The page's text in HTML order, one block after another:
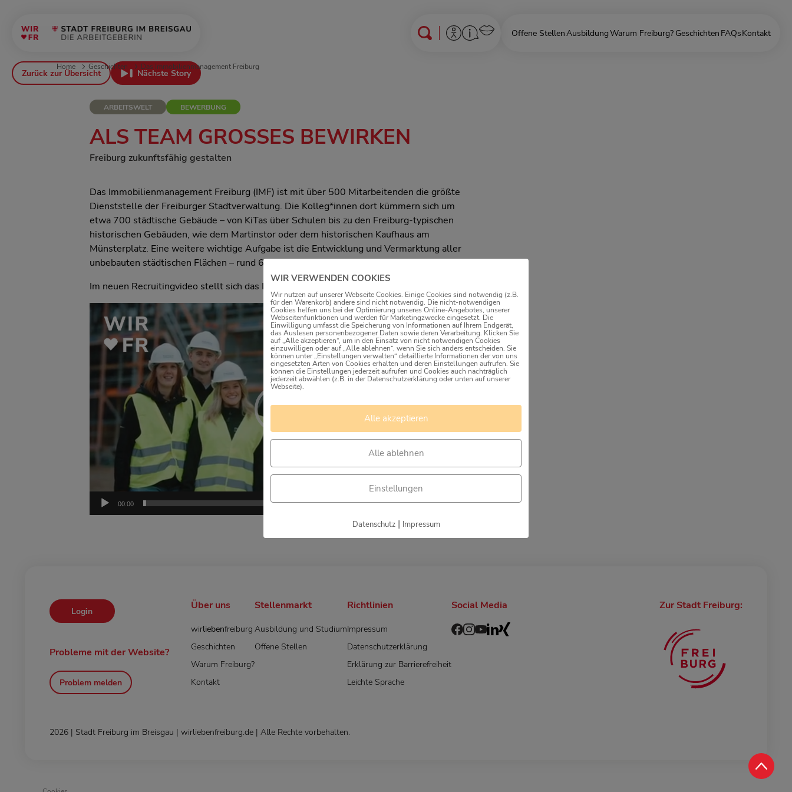
Offene StellenAusbildungWarum Freiburg? Geschichten FAQsKontakt
Home Geschichten Das Immobilienmanagement Freiburg
Zurück zur Übersicht Nächste Story
ARBEITSWELT BEWERBUNG
ALS TEAM GROSSES BEWIRKEN
Freiburg zukunftsfähig gestalten
Das Immobilienmanagement Freiburg (IMF) ist mit über 500 Mitarbeitenden die größte
Dienststelle der Freiburger Stadtverwaltung. Die Kolleg*innen dort kümmern sich um
etwa 700 städtische Gebäude – von KiTas über Schulen bis zu den Freiburg-typischen
historischen Gebäuden, wie dem Martinstor oder dem historischen Kaufhaus am
Münsterplatz. Eine weitere wichtige Aufgabe ist die Entwicklung und Vermarktung aller
unbebauten städtischen Flächen – rund 600 Hektar!
Im neuen Recruitingvideo stellt sich das IMF vor:
Video-
Player
00:00 03:03
Login
Probleme mit der Website?
Problem melden
Über uns
wirliebenfreiburg
Geschichten
Warum Freiburg?
Kontakt
Stellenmarkt
Ausbildung und Studium
Offene Stellen
Richtlinien
Impressum
Datenschutzerklärung
Erklärung zur Barrierefreiheit
Leichte Sprache
Social Media Zur Stadt Freiburg:
2026 | Stadt Freiburg im Breisgau | wirliebenfreiburg.de | Alle Rechte vorbehalten.
WIR VERWENDEN COOKIES
Wir nutzen auf unserer Webseite Cookies. Einige Cookies sind notwendig (z.B.
für den Warenkorb) andere sind nicht notwendig. Die nicht-notwendigen
Cookies helfen uns bei der Optimierung unseres Online-Angebotes, unserer
Webseitenfunktionen und werden für Marketingzwecke eingesetzt. Die
Einwilligung umfasst die Speicherung von Informationen auf Ihrem Endgerät,
das Auslesen personenbezogener Daten sowie deren Verarbeitung. Klicken Sie
auf „Alle akzeptieren“, um in den Einsatz von nicht notwendigen Cookies
einzuwilligen oder auf „Alle ablehnen“, wenn Sie sich anders entscheiden. Sie
können unter „Einstellungen verwalten“ detaillierte Informationen der von uns
eingesetzten Arten von Cookies erhalten und deren Einstellungen aufrufen. Sie
können die Einstellungen jederzeit aufrufen und Cookies auch nachträglich
jederzeit abwählen (z.B. in der Datenschutzerklärung oder unten auf unserer
Webseite).
Alle akzeptieren
Alle ablehnen
Einstellungen
Datenschutz| Impressum